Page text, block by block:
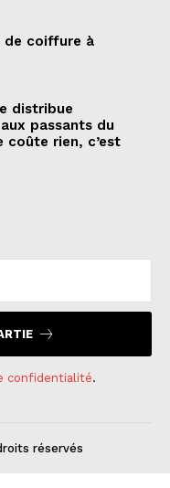
de coiffure à
distribue
passants du
coûte rien, c’est
confidentialité.
réservés